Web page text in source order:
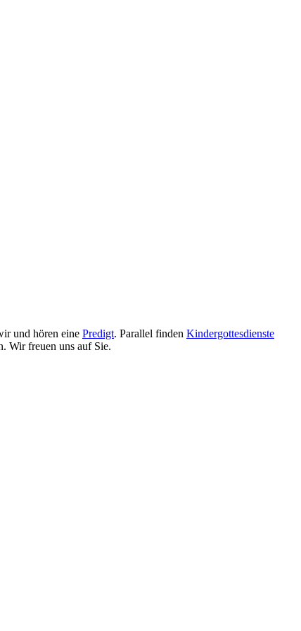
und hören eine Predigt. Parallel finden Kindergottesdienste
Wir freuen uns auf Sie.